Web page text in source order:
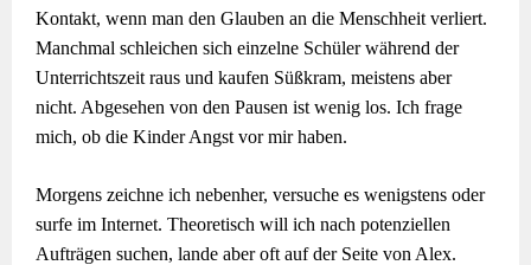
Kontakt, wenn man den Glauben an die Menschheit verliert.
Manchmal schleichen sich einzelne Schüler während der
Unterrichtszeit raus und kaufen Süßkram, meistens aber
nicht. Abgesehen von den Pausen ist wenig los. Ich frage
mich, ob die Kinder Angst vor mir haben.
Morgens zeichne ich nebenher, versuche es wenigstens oder
surfe im Internet. Theoretisch will ich nach potenziellen
Aufträgen suchen, lande aber oft auf der Seite von Alex.